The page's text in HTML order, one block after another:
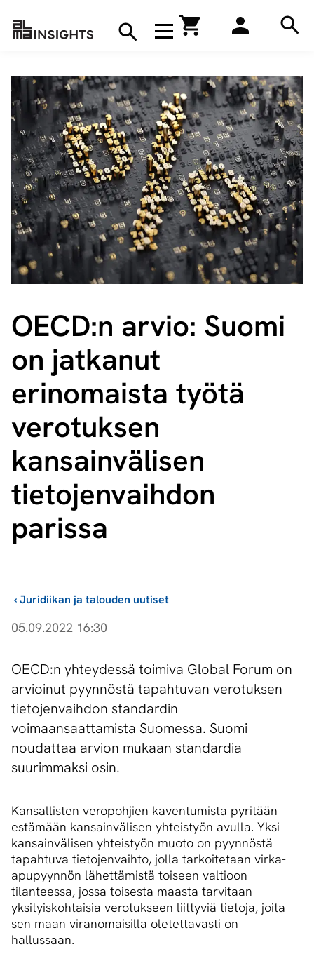
Avaa navigaatio
Hae
OECD:n arvio: Suomi
on jatkanut
erinomaista työtä
verotuksen
kansainvälisen
tietojenvaihdon
parissa
Juridiikan ja talouden uutiset
›
05.09.2022 16:30
OECD:n yhteydessä toimiva Global Forum on
arvioinut pyynnöstä tapahtuvan verotuksen
tietojenvaihdon standardin
voimaansaattamista Suomessa. Suomi
noudattaa arvion mukaan standardia
suurimmaksi osin.
Kansallisten veropohjien kaventumista pyritään
estämään kansainvälisen yhteistyön avulla. Yksi
kansainvälisen yhteistyön muoto on pyynnöstä
tapahtuva tietojenvaihto, jolla tarkoitetaan virka-
apupyynnön lähettämistä toiseen valtioon
tilanteessa, jossa toisesta maasta tarvitaan
yksityiskohtaisia verotukseen liittyviä tietoja, joita
sen maan viranomaisilla oletettavasti on
hallussaan.